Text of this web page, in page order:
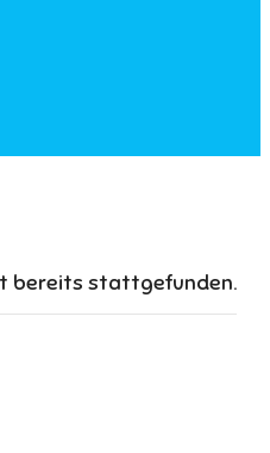
bereits stattgefunden.